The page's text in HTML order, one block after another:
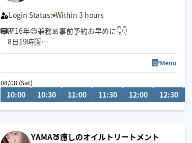
✦ HOGUGUアワード
北海道・東北エリア
2026年 上半期 3位受賞🏆
Login Status: Within 3 hours
歴16年😊兼務🎀事前予約お早めに👇👇
8日19時🈵
9日23時🈵
17日22時半🈵
22日10時🈵
28日10時🈵
Menu
08/08 (Sat)
10:00 10:30 11:00 11:30 12:00 12:30
YAMA🍑癒しのオイルトリートメント